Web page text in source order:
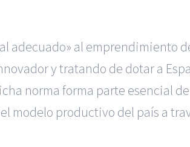
adecuado» al emprendimiento
y tratando de dotar a
norma forma parte esencial
modelo productivo del país a